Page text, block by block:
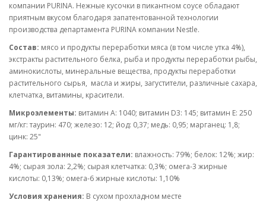
компании PURINA. Нежные кусочки в пикантном соусе обладают
приятным вкусом благодаря запатентованной технологии
производства департамента PURINA компании Nestle.
Состав: мясо и продукты переработки мяса (в том числе утка 4%),
экстракты растительного белка, рыба и продукты переработки рыбы,
аминокислоты, минеральные вещества, продукты переработки
растительного сырья, масла и жиры, загустители, различные сахара,
клетчатка, витамины, красители.
Микроэлементы: витамин A: 1040; витамин D3: 145; витамин E: 250
мг/кг: таурин: 470; железо: 12; йод: 0,37; медь: 0,95; марганец: 1,8;
цинк: 25"
Гарантированные показатели: влажность: 79%; белок: 12%; жир:
4%; сырая зола: 2,2%; сырая клетчатка: 0,3%; омега-3 жирные
кислоты: 0,13%; омега-6 жирные кислоты: 1,10%
Условия хранения: В сухом прохладном месте